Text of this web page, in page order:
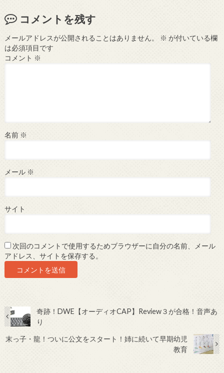
コメントを残す
メールアドレスが公開されることはありません。 ※ が付いている欄
は必須項目です
コメント ※
名前 ※
メール ※
サイト
次回のコメントで使用するためブラウザーに自分の名前、メール
アドレス、サイトを保存する。
奇跡！DWE【オーディオCAP】Review３が合格！音声あ
り
末っ子・龍！ついに公文をスタート！姉に続いて早期幼児
教育